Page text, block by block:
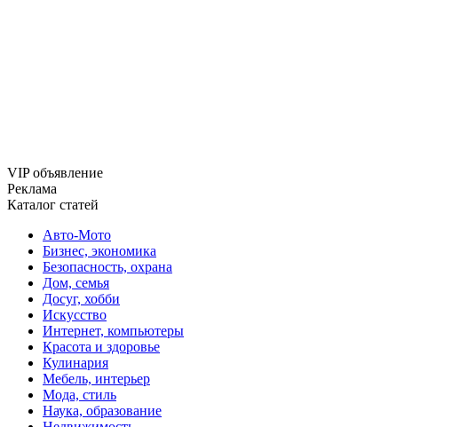
VIP объявление
Реклама
Каталог статей
Авто-Мото
Бизнес, экономика
Безопасность, охрана
Дом, семья
Досуг, хобби
Искусство
Интернет, компьютеры
Красота и здоровье
Кулинария
Мебель, интерьер
Мода, стиль
Наука, образование